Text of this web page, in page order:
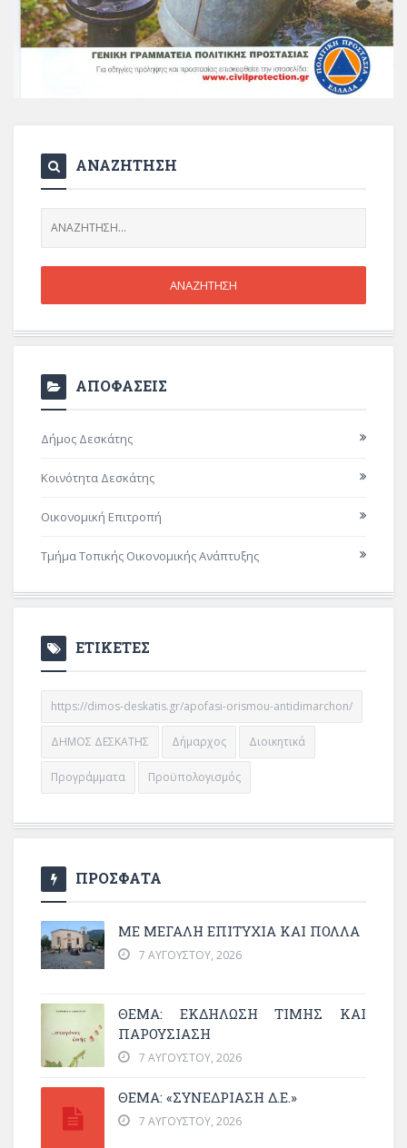
ΑΝΑΖΗΤΗΣΗ
ΑΠΟΦΑΣΕΙΣ
Δήμος Δεσκάτης
Κοινότητα Δεσκάτης
Οικονομική Επιτροπή
Τμήμα Τοπικής Οικονομικής Ανάπτυξης
ΕΤΙΚΕΤΕΣ
https://dimos-deskatis.gr/apofasi-orismou-antidimarchon/
ΔΗΜΟΣ ΔΕΣΚΑΤΗΣ Δήμαρχος Διοικητικά
Προγράμματα Προϋπολογισμός
ΠΡΟΣΦΑΤΑ
ΜΕ ΜΕΓΆΛΗ ΕΠΙΤΥΧΊΑ ΚΑΙ ΠΟΛΛΆ
7 ΑΥΓΟΎΣΤΟΥ, 2026
ΘΈΜΑ: ΕΚΔΉΛΩΣΗ ΤΙΜΉΣ ΚΑΙ
ΠΑΡΟΥΣΊΑΣΗ
7 ΑΥΓΟΎΣΤΟΥ, 2026
ΘΕΜΑ: «ΣΥΝΕΔΡΊΑΣΗ Δ.Ε.»
7 ΑΥΓΟΎΣΤΟΥ, 2026